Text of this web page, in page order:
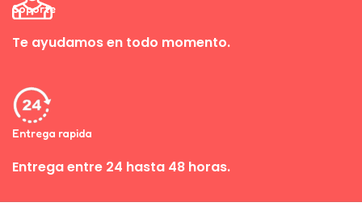
Soporte
Te ayudamos en todo momento.
Entrega rapida
Entrega entre 24 hasta 48 horas.